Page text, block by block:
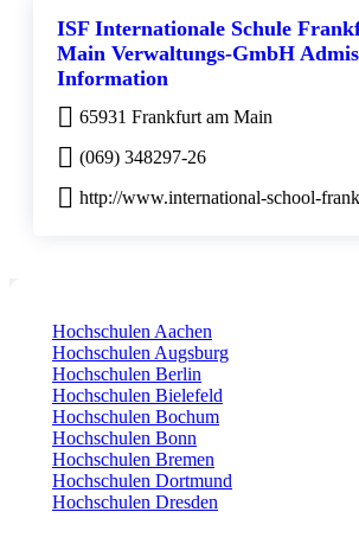
ISF Internationale Schule
Main Verwaltungs-GmbH
Information
65931 Frankfurt am Main
(069) 348297-26
http://www.international-school-
Hochschulen Aachen
Hochschulen Augsburg
Hochschulen Berlin
Hochschulen Bielefeld
Hochschulen Bochum
Hochschulen Bonn
Hochschulen Bremen
Hochschulen Dortmund
Hochschulen Dresden